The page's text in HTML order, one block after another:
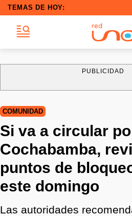
TEMAS DE HOY:
PUBLICIDAD
COMUNIDAD
Si va a circular
Cochabamba,
puntos de
este domingo
Las autoridades